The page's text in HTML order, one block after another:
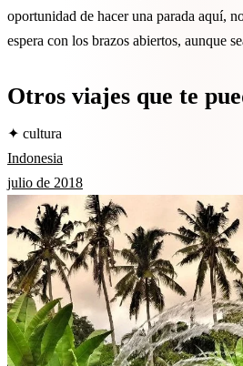
oportunidad de hacer una parada aquí,
espera con los brazos abiertos, aunque
Otros viajes que te
✦ cultura
Indonesia
julio de 2018